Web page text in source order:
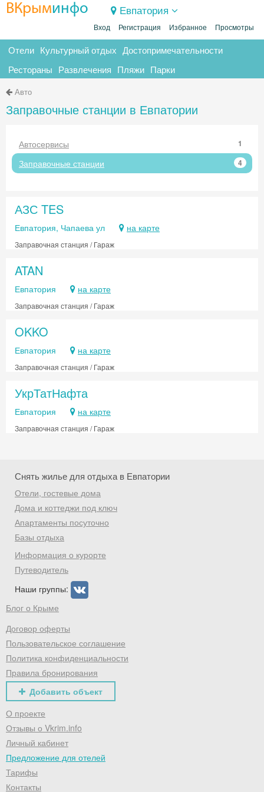
ВКрыминфо Евпатория
Вход Регистрация Избранное Просмотры
Отели Культурный отдых Достопримечательности
Рестораны Развлечения Пляжи Парки
Авто
Заправочные станции в Евпатории
Автосервисы 1
Заправочные станции 4
АЗС TES
Евпатория, Чапаева ул на карте
Заправочная станция / Гараж
ATAN
Евпатория на карте
Заправочная станция / Гараж
OKKO
Евпатория на карте
Заправочная станция / Гараж
УкрТатНафта
Евпатория на карте
Заправочная станция / Гараж
Снять жилье для отдыха в Евпатории
Отели, гостевые дома
Дома и коттеджи под ключ
Апартаменты посуточно
Базы отдыха
Информация о курорте
Путеводитель
Наши группы:
Блог о Крыме
Договор оферты
Пользовательское соглашение
Политика конфиденциальности
Правила бронирования
Добавить объект
О проекте
Отзывы о Vkrim.info
Личный кабинет
Предложение для отелей
Тарифы
Контакты
Скидка −5%
Хочешь дешевле? Оставь почту и получи
промокод на первое бронирование!